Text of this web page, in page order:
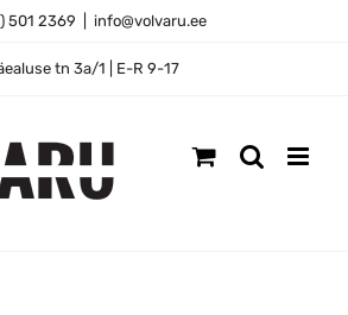
501 2369 info@volvaru.ee
tn 3a/1 | E-R 9-17